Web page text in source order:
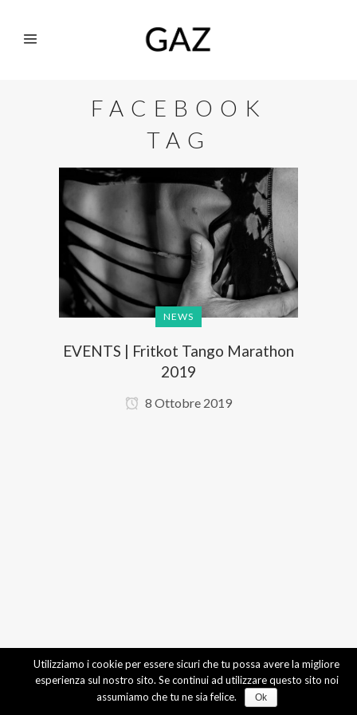
FACEBOOK
TAG
NEWS
EVENTS | Fritkot Tango Marathon
2019
8 Ottobre 2019
Utilizziamo i cookie per essere sicuri che tu possa avere la migliore
esperienza sul nostro sito. Se continui ad utilizzare questo sito noi
assumiamo che tu ne sia felice.
Ok